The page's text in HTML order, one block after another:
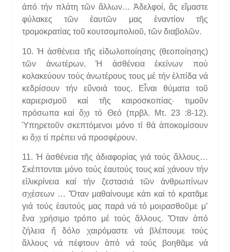
ἀπό τήν πλάτη τῶν ἄλλων… Ἀδελφοί, ἄς εἴμαστε
φύλακες τῶν ἑαυτῶν μας ἐναντίον τῆς
τρομοκρατίας τοῦ κουτσομπολιοῦ, τῶν διαβολῶν.
10. Ἡ ἀσθένεια τῆς εἰδωλοποίησης (θεοποίησης)
τῶν ἀνωτέρων. Ἡ ἀσθένεια ἐκείνων πού
κολακεύουν τούς ἀνωτέρους τους μέ τήν ἐλπίδα νά
κεδρίσουν τήν εὔνοιά τους. Εἶναι θύματα τοῦ
καριερισμοῦ καί τῆς καιροσκοπίας· τιμοῦν
πρόσωπα καί ὄχι τό Θεό (πρβλ. Μτ. 23 :8-12).
Ὑπηρετοῦν σκεπτόμενοι μόνο τί θά ἀποκομίσουν
κι ὄχι τί πρέπει νά προσφέρουν.
11. Ἡ ἀσθένεια τῆς ἀδιαφορίας γιά τούς ἄλλους…
Σκέπτονται μόνο τούς ἑαυτούς τους καί χάνουν τήν
εἰλικρίνεια καί τήν ζεστασιά τῶν ἀνθρωπίνων
σχέσεων … Ὅταν μαθαίνουμε κάτι καί τό κρατᾶμε
γιά τούς ἑαυτούς μας παρά νά τό μοιρασθοῦμε μ’
ἕνα χρήσιμο τρόπο μέ τούς ἄλλους. Ὅταν ἀπό
ζήλεια ἤ δόλο χαιρόμαστε νά βλέπουμε τούς
ἄλλους νά πέφτουν ἀπό νά τούς βοηθᾶμε νά